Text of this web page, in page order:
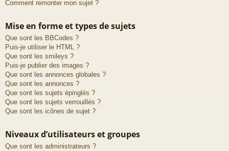
Comment remonter mon sujet ?
Mise en forme et types de sujets
Que sont les BBCodes ?
Puis-je utiliser le HTML ?
Que sont les smileys ?
Puis-je publier des images ?
Que sont les annonces globales ?
Que sont les annonces ?
Que sont les sujets épinglés ?
Que sont les sujets verrouillés ?
Que sont les icônes de sujet ?
Niveaux d’utilisateurs et groupes
Que sont les administrateurs ?